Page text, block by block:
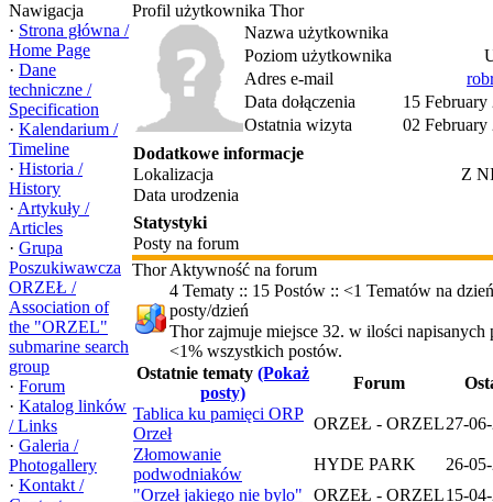
Nawigacja
· Strona główna /
Home Page
· Dane
techniczne /
Specification
· Kalendarium /
Timeline
· Historia /
History
· Artykuły /
Articles
· Grupa
Poszukiwawcza
ORZEŁ /
Association of
the "ORZEL"
submarine search
group
· Forum
· Katalog linków
/ Links
· Galeria /
Photogallery
· Kontakt /
Profil użytkownika Thor
Nazwa użytkownika
Poziom użytkownika
Adres e-mail
Data dołączenia
15
Ostatnia wizyta
02 February
Dodatkowe informacje
Lokalizacja
Z
Data urodzenia
Statystyki
Posty na forum
Thor Aktywność na forum
4 Tematy :: 15 Postów :: <1 Tematów na
posty/dzień
Thor zajmuje miejsce 32. w ilości napisanych
<1% wszystkich postów.
Ostatnie tematy (Pokaż
posty)
Forum
Tablica ku pamięci ORP
Orzeł
ORZEŁ - ORZEL27-
Złomowanie
podwodniaków
HYDE PARK
26-
"Orzeł jakiego nie bylo"
ORZEŁ - ORZEL15-